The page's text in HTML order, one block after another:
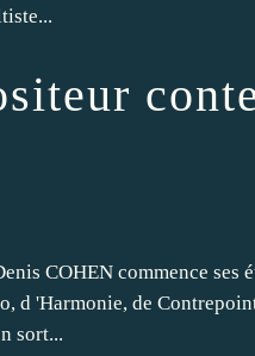
COHEN commence ses
d 'Harmonie, de
sort...